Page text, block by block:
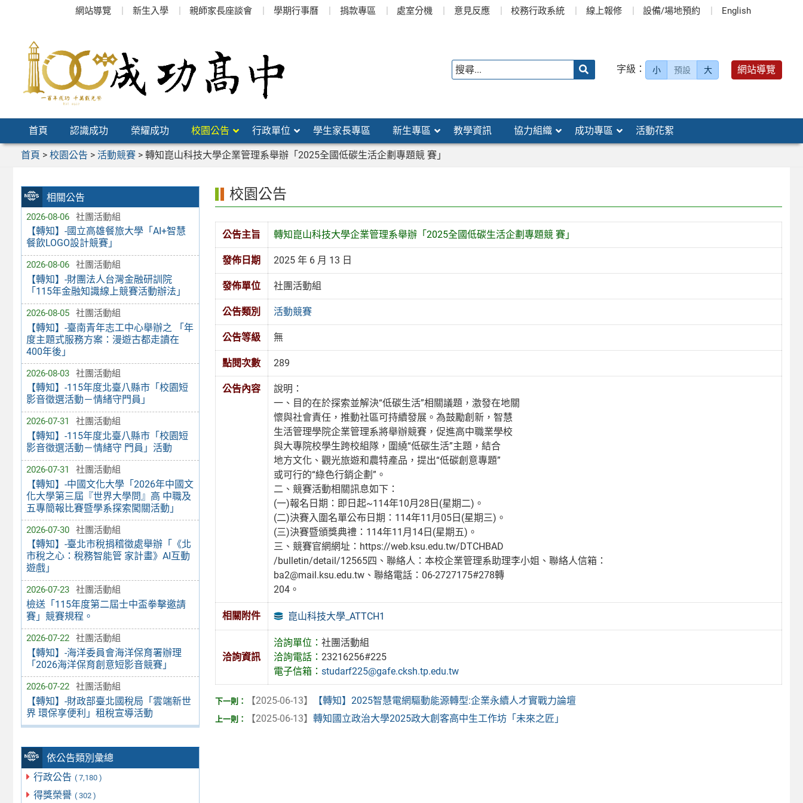
網站導覽 新生入學 親師家長座談會 學期行事曆 捐款專區 處室分機 意見反應 校務行政系統 線上報修 設備/場地預約 English
字級： 小 預設 大 網站導覽
首頁 認識成功 榮耀成功 校園公告 行政單位 學生家長專區 新生專區 教學資訊 協力組織 成功專區 活動花絮
首頁 > 校園公告 > 活動競賽> 轉知崑山科技大學企業管理系舉辦「2025全國低碳生活企劃專題競 賽」
相關公告
2026-08-06 社團活動組
【轉知】-國立高雄餐旅大學「AI+智慧
餐飲LOGO設計競賽」
2026-08-06 社團活動組
【轉知】-財團法人台灣金融研訓院
「115年金融知識線上競賽活動辦法」
2026-08-05 社團活動組
【轉知】-臺南青年志工中心舉辦之 「年
度主題式服務方案：漫遊古都走讀在
400年後」
2026-08-03 社團活動組
【轉知】-115年度北臺八縣市「校園短
影音徵選活動－情緒守門員」
2026-07-31 社團活動組
【轉知】-115年度北臺八縣市「校園短
影音徵選活動－情緒守 門員」活動
2026-07-31 社團活動組
【轉知】-中國文化大學「2026年中國文
化大學第三屆『世界大學問』高 中職及
五專簡報比賽暨學系探索闖關活動」
2026-07-30 社團活動組
【轉知】-臺北市稅捐稽徵處舉辦「《北
市稅之心：稅務智能管 家計畫》AI互動
遊戲」
2026-07-23 社團活動組
檢送「115年度第二屆士中盃拳擊邀請
賽」競賽規程。
2026-07-22 社團活動組
【轉知】-海洋委員會海洋保育署辦理
「2026海洋保育創意短影音競賽」
2026-07-22 社團活動組
【轉知】-財政部臺北國稅局「雲端新世
界 環保享便利」租稅宣導活動
依公告類別彙總
行政公告 ( 7,180 )
得獎榮譽 ( 302 )
校園公告
公告主旨 轉知崑山科技大學企業管理系舉辦「2025全國低碳生活企劃專題競 賽」
發佈日期 2025 年 6 月 13 日
發佈單位 社團活動組
公告類別 活動競賽
公告等級 無
點閱次數 289
公告內容
說明：
一、目的在於探索並解決“低碳生活”相關議題，激發在地關
懷與社會責任，推動社區可持續發展。為鼓勵創新，智慧
生活管理學院企業管理系將舉辦競賽，促進高中職業學校
與大專院校學生跨校組隊，圍繞“低碳生活”主題，結合
地方文化、觀光旅遊和農特產品，提出“低碳創意專題”
或可行的“綠色行銷企劃”。
二、競賽活動相關訊息如下：
(一)報名日期：即日起~114年10月28日(星期二)。
(二)決賽入圍名單公布日期：114年11月05日(星期三)。
(三)決賽暨頒獎典禮：114年11月14日(星期五)。
三、競賽官網網址：https://web.ksu.edu.tw/DTCHBAD
/bulletin/detail/12565四、聯絡人：本校企業管理系助理李小姐、聯絡人信箱：
ba2@mail.ksu.edu.tw、聯絡電話：06-2727175#278轉
204。
相關附件 崑山科技大學_ATTCH1
洽詢資訊
洽詢單位：社團活動組
洽詢電話：23216256#225
電子信箱：studarf225@gafe.cksh.tp.edu.tw
【2025-06-13】
【轉知】2025智慧電網驅動能源轉型:企業永續人才實戰力論壇
【2025-06-13】 轉知國立政治大學2025政大創客高中生工作坊「未來之匠」